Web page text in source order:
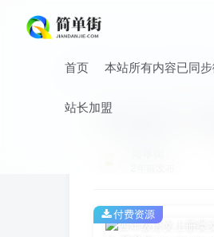
首页 本站所有内容已同
站长加盟
首页 小学 小学语文
四年级语文上
付费资源